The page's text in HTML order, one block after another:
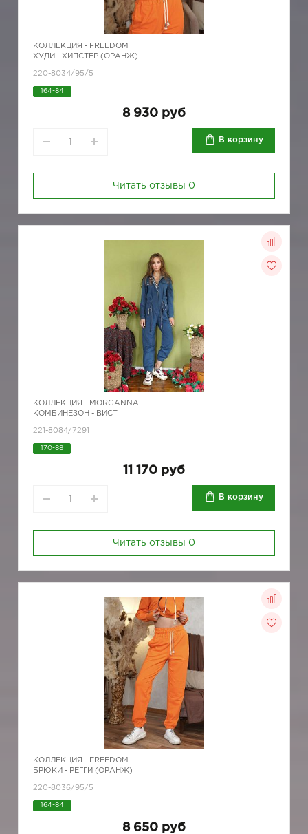
КОЛЛЕКЦИЯ - FREEDOM
ХУДИ - ХИПСТЕР (ОРАНЖ)
220-8034/95/5
164-84
8 930 руб
В корзину
Читать отзывы 0
КОЛЛЕКЦИЯ - MORGANNA
КОМБИНЕЗОН - ВИСТ
221-8084/7291
170-88
11 170 руб
В корзину
Читать отзывы 0
КОЛЛЕКЦИЯ - FREEDOM
БРЮКИ - РЕГГИ (ОРАНЖ)
220-8036/95/5
164-84
8 650 руб